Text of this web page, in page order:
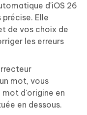
d'iOS 26
Elle
de vos choix de
les erreurs
mot, vous
d'origine en
en dessous.